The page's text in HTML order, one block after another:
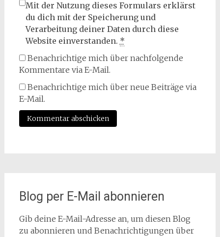
Mit der Nutzung dieses Formulars erklärst
du dich mit der Speicherung und
Verarbeitung deiner Daten durch diese
Website einverstanden. *
Benachrichtige mich über nachfolgende
Kommentare via E-Mail.
Benachrichtige mich über neue Beiträge via
E-Mail.
Blog per E-Mail abonnieren
Gib deine E-Mail-Adresse an, um diesen Blog
zu abonnieren und Benachrichtigungen über